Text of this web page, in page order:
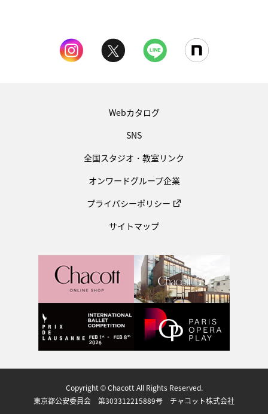
Webカタログ
SNS
全国スタジオ・教室リンク
オンワードグループ企業
プライバシーポリシー
サイトマップ
Copyright © Chacott All Rights Reserved.
東京都公安委員会 第303312215889号 チャコット株式会社